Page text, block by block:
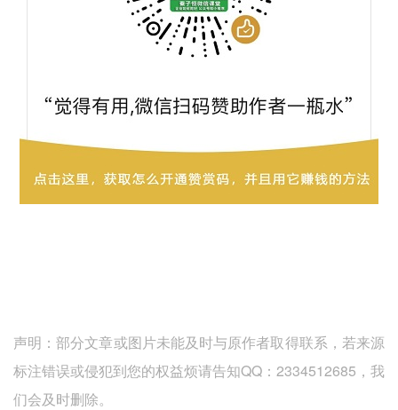
声明：部分文章或图片未能及时与原作者取得联系，若来源
标注错误或侵犯到您的权益烦请告知QQ：2334512685，我
们会及时删除。